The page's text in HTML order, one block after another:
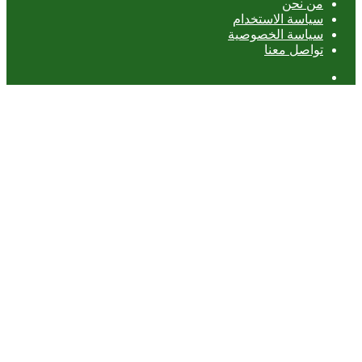
من نحن
سياسة الاستخدام
سياسة الخصوصية
تواصل معنا